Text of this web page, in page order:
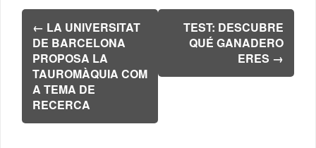
Navegación
de
entradas
← LA UNIVERSITAT
DE BARCELONA
PROPOSA LA
TAUROMÀQUIA COM
A TEMA DE
RECERCA
TEST: DESCUBRE
QUÉ GANADERO
ERES →